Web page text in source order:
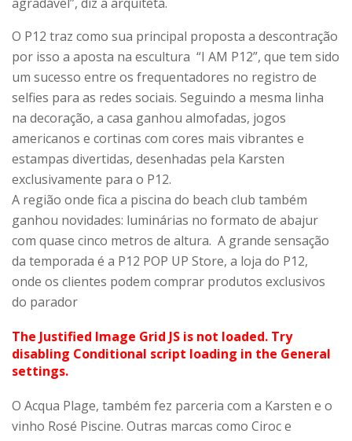
agradável”, diz a arquiteta.
O P12 traz como sua principal proposta a descontração
por isso a aposta na escultura “I AM P12”, que tem sido
um sucesso entre os frequentadores no registro de
selfies para as redes sociais. Seguindo a mesma linha
na decoração, a casa ganhou almofadas, jogos
americanos e cortinas com cores mais vibrantes e
estampas divertidas, desenhadas pela Karsten
exclusivamente para o P12.
A região onde fica a piscina do beach club também
ganhou novidades: luminárias no formato de abajur
com quase cinco metros de altura. A grande sensação
da temporada é a P12 POP UP Store, a loja do P12,
onde os clientes podem comprar produtos exclusivos
do parador
The Justified Image Grid JS is not loaded. Try
disabling Conditional script loading in the General
settings.
O Acqua Plage, também fez parceria com a Karsten e o
vinho Rosé Piscine. Outras marcas como Ciroc e